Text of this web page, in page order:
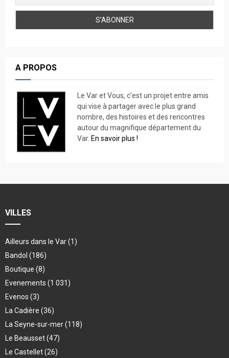
A PROPOS
Le Var et Vous, c’est un projet entre amis
qui vise à partager avec le plus grand
nombre, des histoires et des rencontres
autour du magnifique département du
Var. En savoir plus !
VILLES
Ailleurs dans le Var(1)
Bandol (186)
Boutique (8)
Evenements (1 031)
Evenos (3)
La Cadière (36)
La Seyne-sur-mer(118)
Le Beausset(47)
Le Castellet(26)